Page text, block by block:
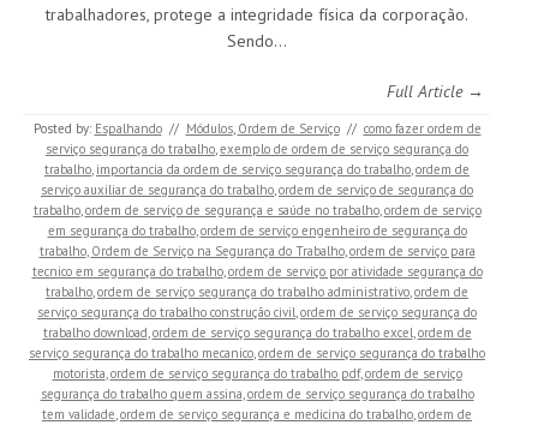
trabalhadores, protege a integridade física da corporação.
Sendo…
Full Article →
Posted by: Espalhando // Módulos, Ordem de Serviço // como fazer ordem de
serviço segurança do trabalho,exemplo de ordem de serviço segurança do
trabalho, importancia da ordem de serviço segurança do trabalho,ordem de
serviço auxiliar de segurança do trabalho,ordem de serviço de segurança do
trabalho,ordem de serviço de segurança e saúde no trabalho,ordem de serviço
em segurança do trabalho,ordem de serviço engenheiro de segurança do
trabalho, Ordem de Serviço na Segurança do Trabalho,ordem de serviço para
tecnico em segurança do trabalho,ordem de serviço por atividade segurança do
trabalho,ordem de serviço segurança do trabalho administrativo,ordem de
serviço segurança do trabalho construção civil,ordem de serviço segurança do
trabalho download,ordem de serviço segurança do trabalho excel,ordem de
serviço segurança do trabalho mecanico,ordem de serviço segurança do trabalho
motorista,ordem de serviço segurança do trabalho pdf,ordem de serviço
segurança do trabalho quem assina,ordem de serviço segurança do trabalho
tem validade,ordem de serviço segurança e medicina do trabalho,ordem de